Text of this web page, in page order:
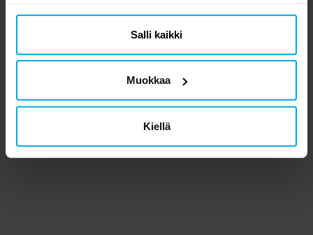
Salli kaikki
Muokkaa
Kiellä